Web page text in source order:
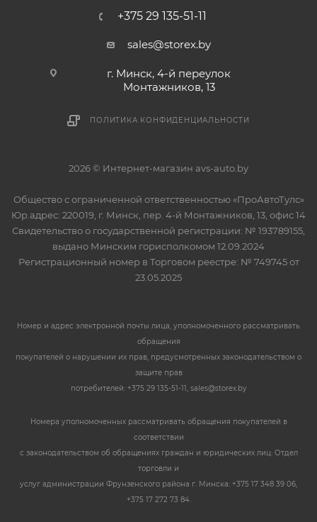
+375 29 135-51-11
sales@storex.by
г. Минск, 4-й переулок
Монтажников, 13
ПОЛИТИКА КОНФИДЕНЦИАЛЬНОСТИ
2026 © Интернет-магазин avs-auto.by
Общество с ограниченной ответственностью «ПроАвтоТулс»
Юр.адрес: 220019, г. Минск, пер. 4-й Монтажников, 13, офис 14
Свидетельство о государственной регистрации: № 193789155,
выдано Минским горисполкомом 12.09.2024
Регистрационный номер в Торговом реестре: № 749745 от
23.05.2025
Номер и адрес электронной почты лица, уполномоченного рассматривать
обращения
покупателей о нарушении их прав, предусмотренных законодательством о
защите прав
потребителей: +375 29 135-51-11, sales@storex.by
Номера уполномоченных рассматривать обращения покупателей в
соответствии
с законодательством об обращениях граждан и юридических лиц: Отдел
торговли и
услуг администрации Фрунзенского района г. Минска: +375 17 348 39 06,
+375 17 272 73 84.